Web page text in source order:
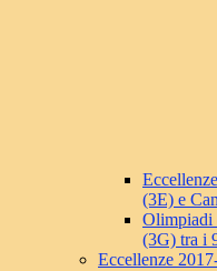
(3E) e
Olimpiadi
(3G) tra i
Eccellenze